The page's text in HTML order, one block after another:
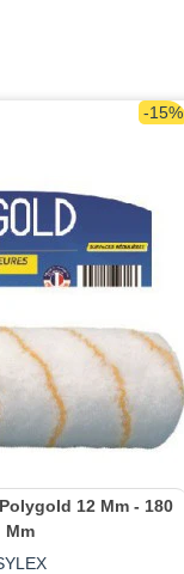
-15%
12 Mm - 180
Mm